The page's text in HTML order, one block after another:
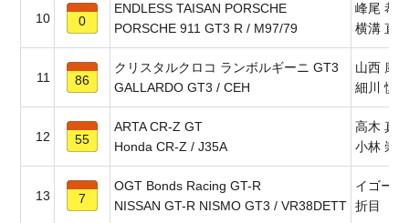
10 0
ENDLESS TAISAN PORSCHE
PORSCHE 911 GT3 R / M97/79
峰尾 恭
横溝 直
11 86
クリスタルクロコ ランボルギーニ GT3
GALLARDO GT3 / CEH
山西 康
細川 慎
12 55
ARTA CR-Z GT
Honda CR-Z / J35A
高木 真
小林 崇
13 7
OGT Bonds Racing GT-R
NISSAN GT-R NISMO GT3 / VR38DETT
イゴー
折目 遼